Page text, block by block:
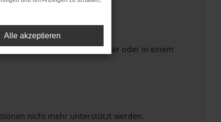
in einem anderen Browser oder in einem
nicht mehr unterstützt werden.
Alle akzeptieren